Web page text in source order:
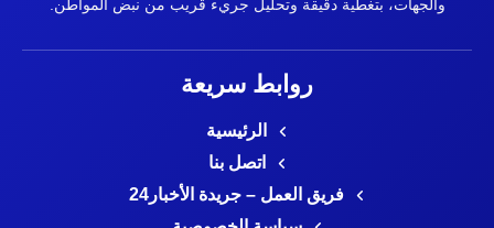
والجهات، بتغطية دقيقة وتحليل جريء قريب من نبض المواطن.
روابط سريعة
الرئيسية
اتصل بنا
فريق العمل – جريدة الأخبار24